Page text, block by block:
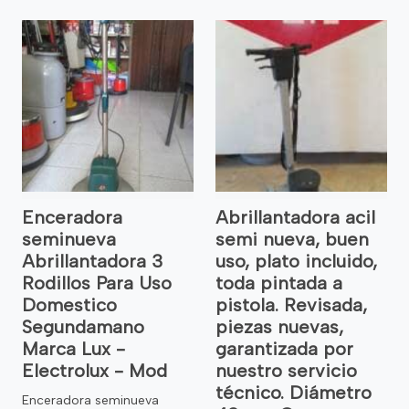
Enceradora
seminueva
Abrillantadora 3
Rodillos Para Uso
Domestico
Segundamano
Marca Lux -
Electrolux - Mod
Enceradora seminueva
Abrillantadora acil
semi nueva, buen
uso, plato incluido,
toda pintada a
pistola. Revisada,
piezas nuevas,
garantizada por
nuestro servicio
técnico. Diámetro